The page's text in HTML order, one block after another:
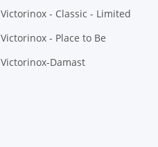
Victorinox - Classic - Limited
Victorinox - Place to Be
Victorinox-Damast